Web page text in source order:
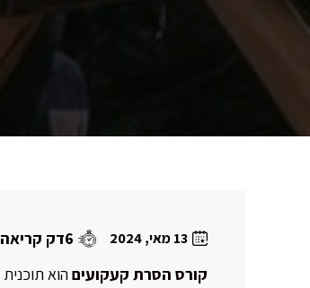
13 מאי, 2024
6דק קריאה
קורס הסרת קעקועיםהוא תוכנית